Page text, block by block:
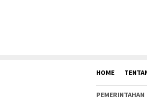
HOME
PEMERINTAHAN